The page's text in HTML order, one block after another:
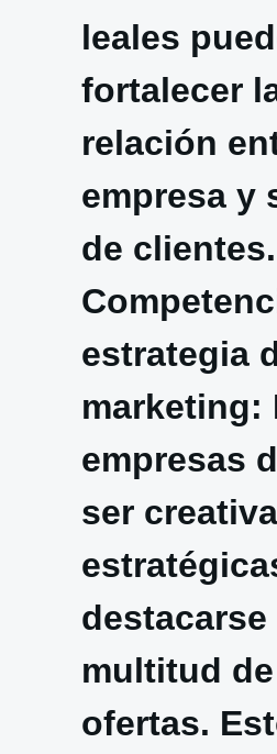
leales
fortalecer
relación
empresa y
de clientes.
estrategia
marketing:
empresas
ser
multitud de
ofertas.